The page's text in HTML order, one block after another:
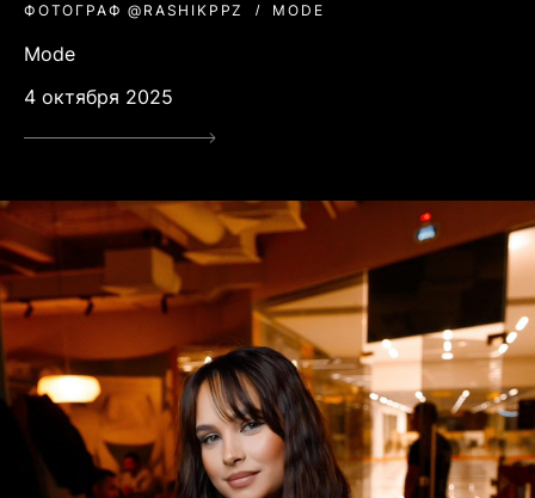
ФОТОГРАФ @RASHIKPPZ MODE
Mode
4 октября 2025